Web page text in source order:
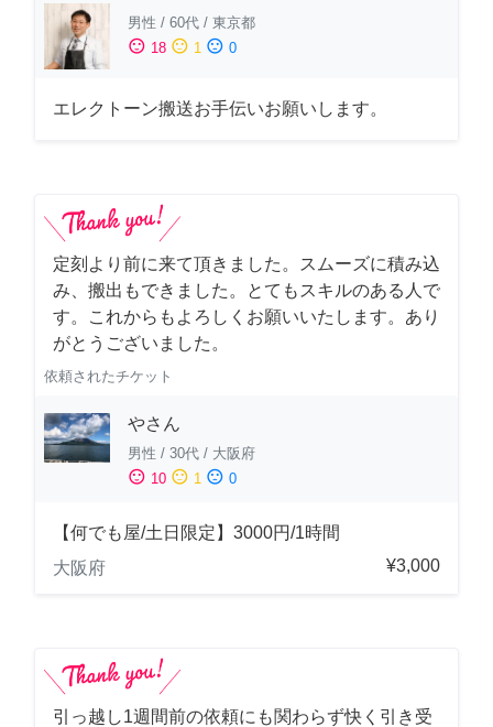
男性 / 60代 / 東京都
sentiment_satisfied 18 sentiment_neutral 1 sentiment_dissatisfied 0
エレクトーン搬送お手伝いお願いします。
定刻より前に来て頂きました。スムーズに積み込
み、搬出もできました。とてもスキルのある人で
す。これからもよろしくお願いいたします。あり
がとうございました。
依頼されたチケット
やさん
男性 / 30代 / 大阪府
sentiment_satisfied 10 sentiment_neutral 1 sentiment_dissatisfied 0
【何でも屋/土日限定】3000円/1時間
大阪府
¥3,000
引っ越し1週間前の依頼にも関わらず快く引き受